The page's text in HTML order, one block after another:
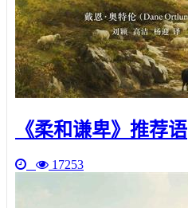
《柔和谦卑》推荐语
17253